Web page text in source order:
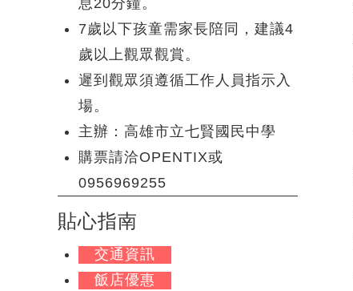
7歲以下孩童需家長陪同，建議4
歲以上觀眾觀賞。
遲到觀眾須遵循工作人員指示入
場。
主辦：高雄市立七賢國民中學
購票請洽OPENTIX或
0956969255
貼心指南
交通資訊
飯店優惠